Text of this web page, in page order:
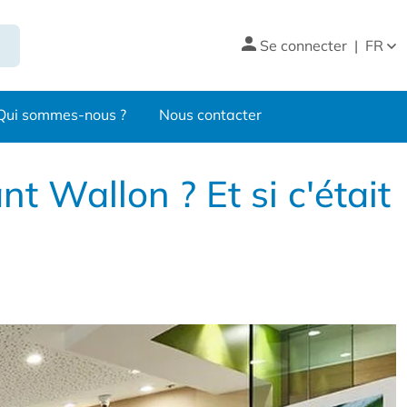
Se connecter | FR
sommes-nous ? Nous contacter
Wallon ? Et si c'était